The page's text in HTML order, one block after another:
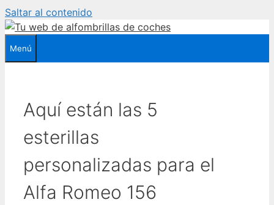
Saltar al contenido
Menú
Aquí están las 5
esterillas
personalizadas para el
Alfa Romeo 156